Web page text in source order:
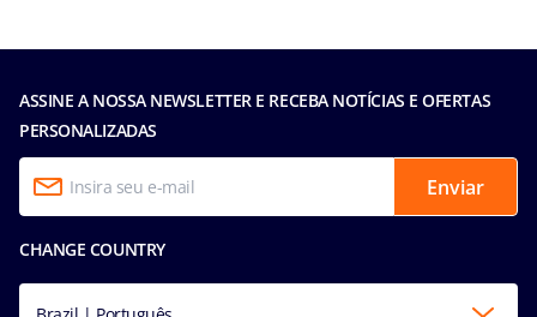
ASSINE A NOSSA NEWSLETTER E RECEBA NOTÍCIAS E OFERTAS
PERSONALIZADAS
Enviar
CHANGE COUNTRY